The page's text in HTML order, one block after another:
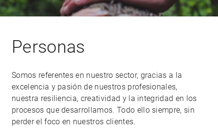
Personas
Somos referentes en nuestro sector, gracias a la
excelencia y pasión de nuestros profesionales,
nuestra resiliencia, creatividad y la integridad en los
procesos que desarrollamos. Todo ello siempre, sin
perder el foco en nuestros clientes.